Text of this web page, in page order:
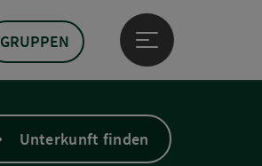
GRUPPEN
Hauptmenü öffnen
Unterkunft finden